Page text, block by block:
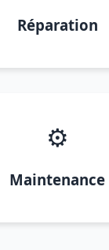
Réparation
⚙️
Maintenance